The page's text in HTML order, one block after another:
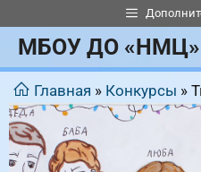
к
содержимому
МБОУ ДО «НМЦ»
Главная » Конкурсы »